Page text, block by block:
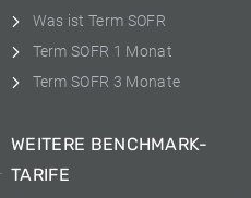
Was ist Term SOFR
Term SOFR 1 Monat
Term SOFR 3 Monate
WEITERE BENCHMARK-
TARIFE